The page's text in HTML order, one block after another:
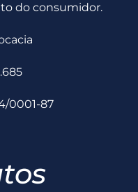
do consumidor.
0001-87